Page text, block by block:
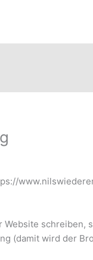
Website
(damit wird der